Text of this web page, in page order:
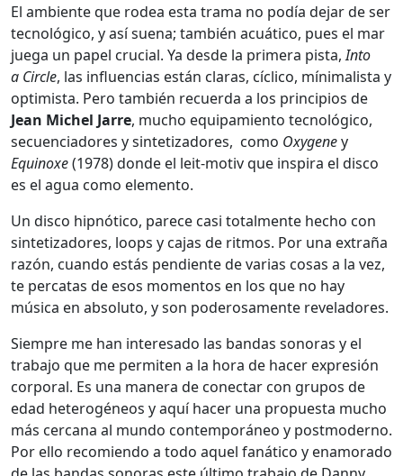
El ambiente que rodea esta trama no podía dejar de ser
tecnológico, y así suena; también acuático, pues el mar
juega un papel crucial. Ya desde la primera pista,Into
a Circle, las influencias están claras, cíclico, mínimalista y
optimista. Pero también recuerda a los principios de
Jean Michel Jarre, mucho equipamiento tecnológico,
secuenciadores y sintetizadores, como Oxygeney
Equinoxe(1978) donde el leit-motiv que inspira el disco
es el agua como elemento.
Un disco hipnótico, parece casi totalmente hecho con
sintetizadores, loops y cajas de ritmos. Por una extraña
razón, cuando estás pendiente de varias cosas a la vez,
te percatas de esos momentos en los que no hay
música en absoluto, y son poderosamente reveladores.
Siempre me han interesado las bandas sonoras y el
trabajo que me permiten a la hora de hacer expresión
corporal. Es una manera de conectar con grupos de
edad heterogéneos y aquí hacer una propuesta mucho
más cercana al mundo contemporáneo y postmoderno.
Por ello recomiendo a todo aquel fanático y enamorado